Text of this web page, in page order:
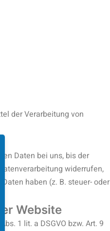
der Verarbeitung von
Daten bei uns, bis der
widerrufen,
haben (z. B. steuer- oder
Website
1 lit. a DSGVO bzw. Art. 9